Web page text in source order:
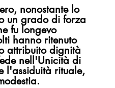
nonostante lo
un grado di forza
fu longevo
hanno ritenuto
attribuito dignità
nell'Unicità di
l'assiduità rituale,